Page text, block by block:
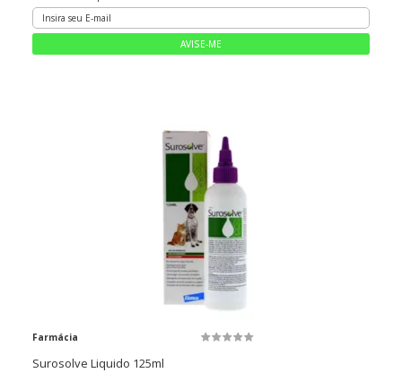
Farmácia
Surosolve Liquido 125ml